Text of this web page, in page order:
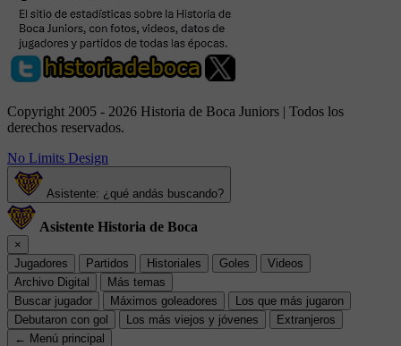
Copyright 2005 - 2026 Historia de Boca Juniors | Todos los
derechos reservados.
No Limits Design
Asistente: ¿qué andás buscando?
Asistente Historia de Boca
×
Jugadores
Partidos Historiales Goles
Videos
Archivo Digital
Más temas
Buscar jugador
Máximos goleadores
Los que más jugaron
Debutaron con gol
Los más viejos y jóvenes
Extranjeros
← Menú principal